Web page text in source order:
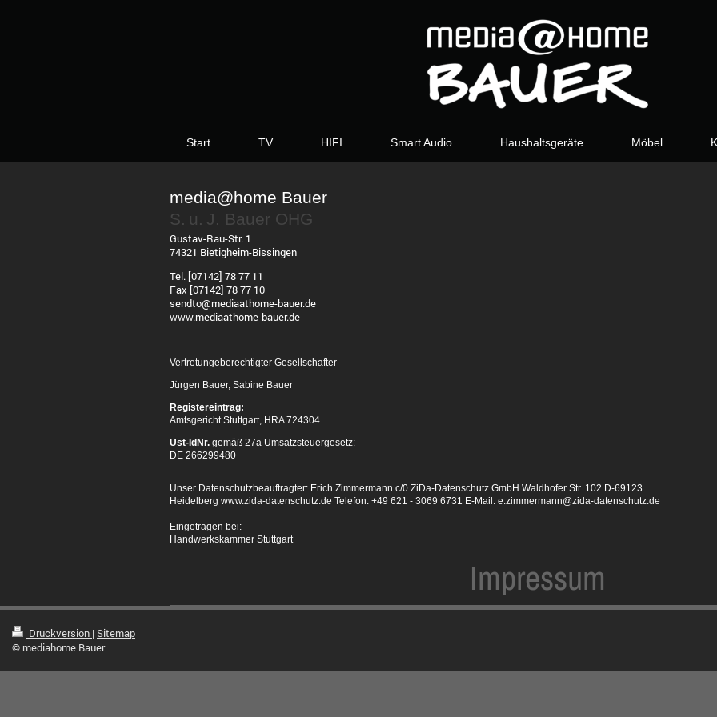
Start TV HIFI Smart Audio Haushaltsgeräte Möbel
media@home Bauer
S. u. J. Bauer OHG
Gustav-Rau-Str. 1
74321 Bietigheim-Bissingen
Tel. [07142] 78 77 11
Fax [07142] 78 77 10
sendto@mediaathome-bauer.de
www.mediaathome-bauer.de
Vertretungeberechtigter Gesellschafter
Jürgen Bauer, Sabine Bauer
Registereintrag:
Amtsgericht Stuttgart, HRA 724304
Ust-IdNr. gemäß 27a Umsatzsteuergesetz:
DE 266299480
Unser Datenschutzbeauftragter: Erich Zimmermann c/0 ZiDa-Datenschutz GmbH Waldhofer Str. 102 D-69123
Heidelberg www.zida-datenschutz.de Telefon: +49 621 - 3069 6731 E-Mail: e.zimmermann@zida-datenschutz.de
Eingetragen bei:
Handwerkskammer Stuttgart
Impressum
Druckversion | Sitemap
© mediahome Bauer